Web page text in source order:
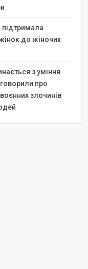
до жіночих
з уміння
говорили про
злочинів